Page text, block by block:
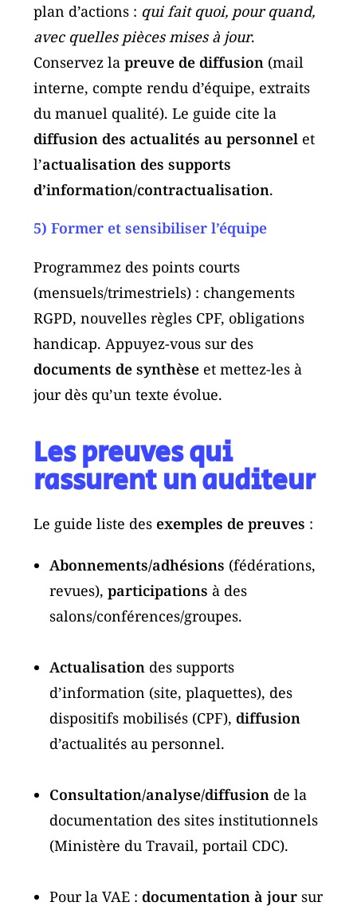
plan d’actions : qui fait quoi, pour quand,
avec quelles pièces mises à jour.
Conservez lapreuve de diffusion (mail
interne, compte rendu d’équipe, extraits
du manuel qualité). Le guide cite la
diffusion des actualités au personnel et
l’actualisation des supports
d’information/contractualisation.
5) Former et sensibiliser l’équipe
Programmez des points courts
(mensuels/trimestriels) : changements
RGPD, nouvelles règles CPF, obligations
handicap. Appuyez-vous sur des
documents de synthèse et mettez-les à
jour dès qu’un texte évolue.
Les preuves qui
rassurent un auditeur
Le guide liste des exemples de preuves :
Abonnements/adhésions (fédérations,
revues),participations à des
salons/conférences/groupes.
Actualisation des supports
d’information (site, plaquettes), des
dispositifs mobilisés (CPF),diffusion
d’actualités au personnel.
Consultation/analyse/diffusion de la
documentation des sites institutionnels
(Ministère du Travail, portail CDC).
Pour la VAE :documentation à jour sur